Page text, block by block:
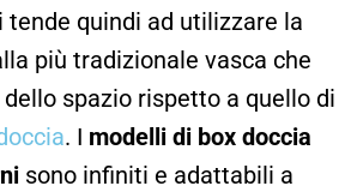
tende quindi ad utilizzare la
più tradizionale vasca che
spazio rispetto a quello di
. I modelli di box doccia
sono infiniti e adattabili a